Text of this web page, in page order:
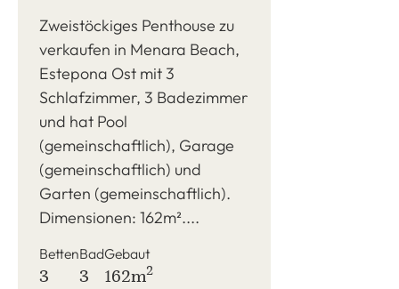
Zweistöckiges Penthouse zu
verkaufen in Menara Beach,
Estepona Ost mit 3
Schlafzimmer, 3 Badezimmer
und hat Pool
(gemeinschaftlich), Garage
(gemeinschaftlich) und
Garten (gemeinschaftlich).
Dimensionen: 162m²....
Betten
3
Bad
3
Gebaut
162m2